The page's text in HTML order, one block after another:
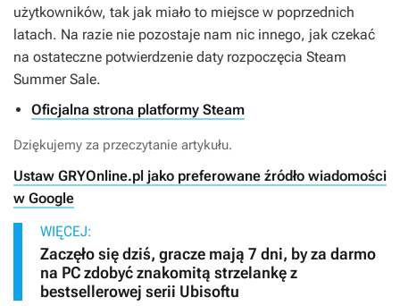
użytkowników, tak jak miało to miejsce w poprzednich
latach. Na razie nie pozostaje nam nic innego, jak czekać
na ostateczne potwierdzenie daty rozpoczęcia Steam
Summer Sale.
Oficjalna strona platformy Steam
Dziękujemy za przeczytanie artykułu.
Ustaw GRYOnline.pl jako preferowane źródło wiadomości
w Google
WIĘCEJ:
Zaczęło się dziś, gracze mają 7 dni, by za darmo
na PC zdobyć znakomitą strzelankę z
bestsellerowej serii Ubisoftu